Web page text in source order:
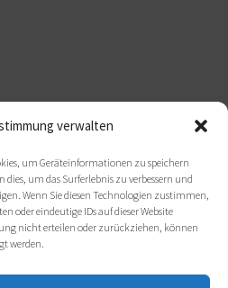
verwalten
um Geräteinformationen zu speichern
um das Surferlebnis zu verbessern und
Wenn Sie diesen Technologien zustimmen,
oder eindeutige IDs auf dieser Website
nicht erteilen oder zurückziehen, können
werden.